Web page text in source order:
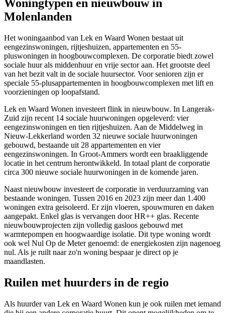
Woningtypen en nieuwbouw in
Molenlanden
Het woningaanbod van Lek en Waard Wonen bestaat uit
eengezinswoningen, rijtjeshuizen, appartementen en 55-
pluswoningen in hoogbouwcomplexen. De corporatie biedt zowel
sociale huur als middenhuur en vrije sector aan. Het grootste deel
van het bezit valt in de sociale huursector. Voor senioren zijn er
speciale 55-plusappartementen in hoogbouwcomplexen met lift en
voorzieningen op loopafstand.
Lek en Waard Wonen investeert flink in nieuwbouw. In Langerak-
Zuid zijn recent 14 sociale huurwoningen opgeleverd: vier
eengezinswoningen en tien rijtjeshuizen. Aan de Middelweg in
Nieuw-Lekkerland worden 32 nieuwe sociale huurwoningen
gebouwd, bestaande uit 28 appartementen en vier
eengezinswoningen. In Groot-Ammers wordt een braakliggende
locatie in het centrum herontwikkeld. In totaal plant de corporatie
circa 300 nieuwe sociale huurwoningen in de komende jaren.
Naast nieuwbouw investeert de corporatie in verduurzaming van
bestaande woningen. Tussen 2016 en 2023 zijn meer dan 1.400
woningen extra geisoleerd. Er zijn vloeren, spouwmuren en daken
aangepakt. Enkel glas is vervangen door HR++ glas. Recente
nieuwbouwprojecten zijn volledig gasloos gebouwd met
warmtepompen en hoogwaardige isolatie. Dit type woning wordt
ook wel Nul Op de Meter genoemd: de energiekosten zijn nagenoeg
nul. Als je ruilt naar zo'n woning bespaar je direct op je
maandlasten.
Ruilen met huurders in de regio
Als huurder van Lek en Waard Wonen kun je ook ruilen met iemand